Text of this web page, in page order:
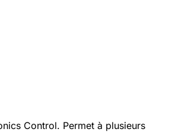
Control. Permet à plusieurs